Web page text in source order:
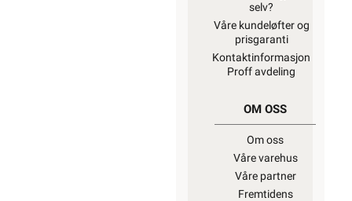
selv?
Våre kundeløfter og
prisgaranti
Kontaktinformasjon
Proff avdeling
OM OSS
Om oss
Våre varehus
Våre partner
Fremtidens